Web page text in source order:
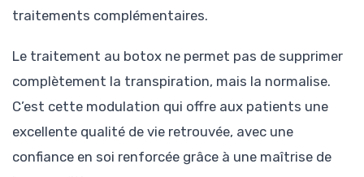
traitements complémentaires.
Le traitement au botox ne permet pas de supprimer
complètement la transpiration, mais la normalise.
C’est cette modulation qui offre aux patients une
excellente qualité de vie retrouvée, avec une
confiance en soi renforcée grâce à une maîtrise de